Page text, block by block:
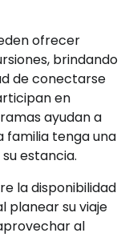
ofrecer
brindando
de conectarse
en
ayudan a
familia tenga una
estancia.
la disponibilidad
planear su viaje
al